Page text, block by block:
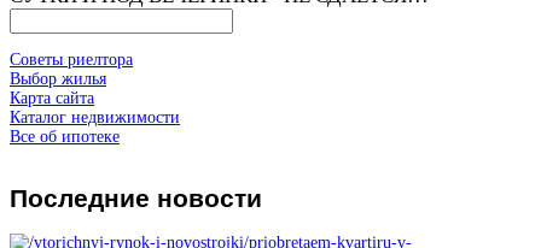
Советы риелтора
Выбор жилья
Карта сайта
Каталог недвижимости
Все об ипотеке
Последние новости